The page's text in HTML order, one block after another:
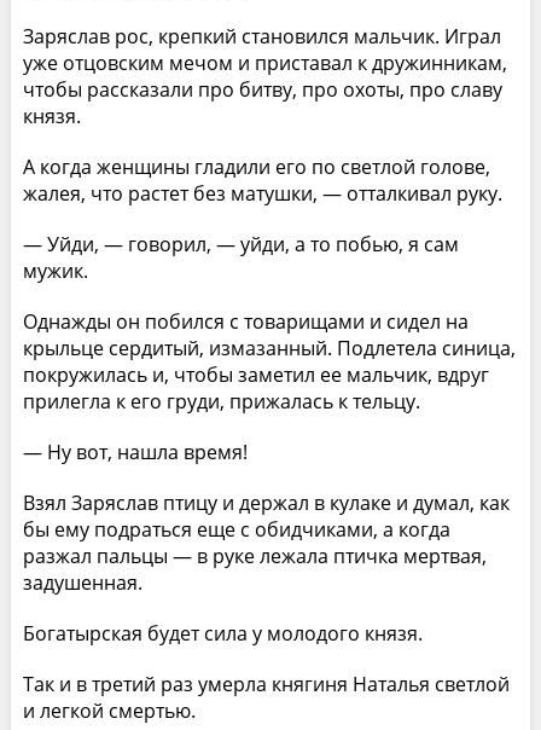
Заряслав рос, крепкий становился мальчик. Играл
уже отцовским мечом и приставал к дружинникам,
чтобы рассказали про битву, про охоты, про славу
князя.
А когда женщины гладили его по светлой голове,
жалея, что растет без матушки, — отталкивал руку.
— Уйди, — говорил, — уйди, а то побью, я сам
мужик.
Однажды он побился с товарищами и сидел на
крыльце сердитый, измазанный. Подлетела синица,
покружилась и, чтобы заметил ее мальчик, вдруг
прилегла к его груди, прижалась к тельцу.
— Ну вот, нашла время!
Взял Заряслав птицу и держал в кулаке и думал, как
бы ему подраться еще с обидчиками, а когда
разжал пальцы — в руке лежала птичка мертвая,
задушенная.
Богатырская будет сила у молодого князя.
Так и в третий раз умерла княгиня Наталья светлой
и легкой смертью.